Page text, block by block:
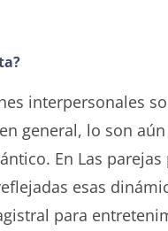
interpersonales
general, lo son
En Las parejas
esas
para